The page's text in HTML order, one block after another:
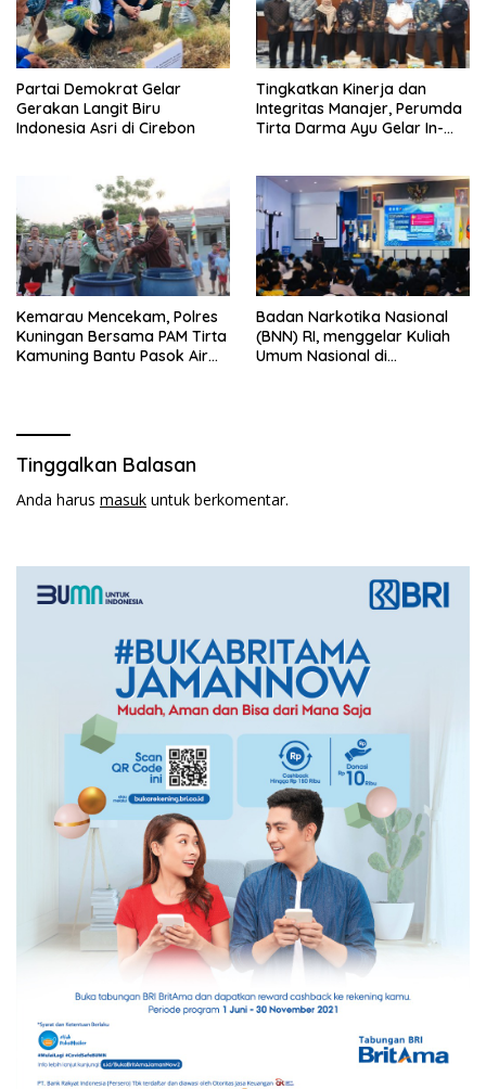
Partai Demokrat Gelar
Gerakan Langit Biru
Indonesia Asri di Cirebon
‎Tingkatkan Kinerja dan
Integritas Manajer, Perumda
Tirta Darma Ayu Gelar In-
Kemarau Mencekam, Polres
Kuningan Bersama PAM Tirta
Kamuning Bantu Pasok Air
Badan Narkotika Nasional
(BNN) RI, menggelar Kuliah
Umum Nasional di
Tinggalkan Balasan
Anda harus masuk untuk berkomentar.